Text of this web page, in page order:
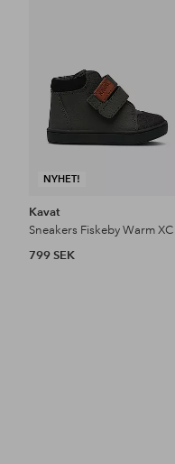
NYHET!
Kavat
Sneakers Fiskeby Warm XC
799 SEK